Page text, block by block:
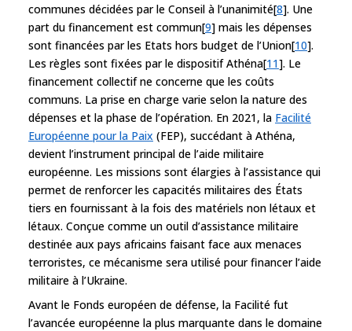
communes décidées par le Conseil à l’unanimité[8]. Une
part du financement est commun[9] mais les dépenses
sont financées par les Etats hors budget de l’Union[10].
Les règles sont fixées par le dispositif Athéna[11]. Le
financement collectif ne concerne que les coûts
communs. La prise en charge varie selon la nature des
dépenses et la phase de l’opération. En 2021, la Facilité
Européenne pour la Paix (FEP), succédant à Athéna,
devient l’instrument principal de l’aide militaire
européenne. Les missions sont élargies à l’assistance qui
permet de renforcer les capacités militaires des États
tiers en fournissant à la fois des matériels non létaux et
létaux. Conçue comme un outil d’assistance militaire
destinée aux pays africains faisant face aux menaces
terroristes, ce mécanisme sera utilisé pour financer l’aide
militaire à l’Ukraine.
Avant le Fonds européen de défense, la Facilité fut
l’avancée européenne la plus marquante dans le domaine